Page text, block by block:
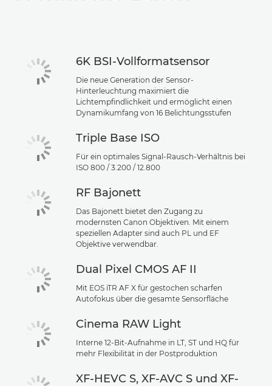
6K BSI-Vollformatsensor
Die neue Generation der Sensor-
Hinterleuchtung maximiert die
Lichtempfindlichkeit und ermöglicht einen
Dynamikumfang von 16 Belichtungsstufen
Triple Base ISO
Für ein optimales Signal-Rausch-Verhältnis bei
ISO 800 / 3.200 / 12.800
RF Bajonett
Das Bajonett bietet den Zugang zu
modernsten Canon Objektiven. Mit einem
speziellen Adapter sind auch PL und EF
Objektive verwendbar.
Dual Pixel CMOS AF II
Mit EOS iTR AF X für gestochen scharfen
Autofokus über die gesamte Sensorfläche
Cinema RAW Light
Interne 12-Bit-Aufnahme in LT, ST und HQ für
mehr Flexibilität in der Postproduktion
XF-HEVC S, XF-AVC S und XF-